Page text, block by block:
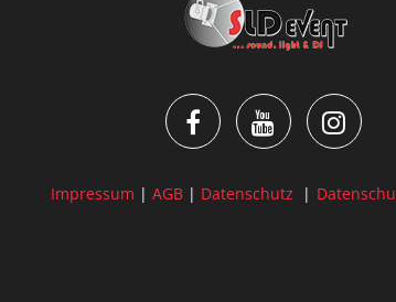
Impressum | AGB | Datenschutz |